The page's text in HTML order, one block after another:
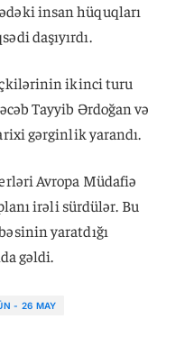
insan hüquqları
daşıyırdı.
ikinci turu
Tayyib Ərdoğan və
gərginlik yarandı.
Avropa Müdafiə
irəli sürdülər. Bu
yaratdığı
gəldi.
- 26 MAY